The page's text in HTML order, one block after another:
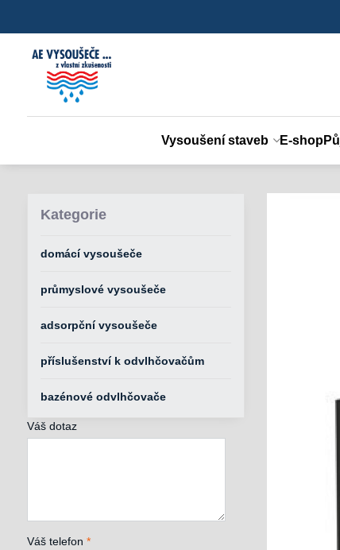
Vysoušení staveb E-shop
Kategorie
domácí vysoušeče
průmyslové vysoušeče
adsorpční vysoušeče
příslušenství k odvlhčovačům
bazénové odvlhčovače
Váš dotaz
Váš telefon *